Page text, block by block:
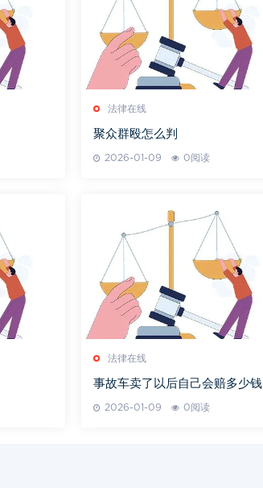
法律在线
聚众群殴怎么判
2026-01-09 0阅读
法律在线
事故车卖了以后自己会赔多少钱
2026-01-09 0阅读